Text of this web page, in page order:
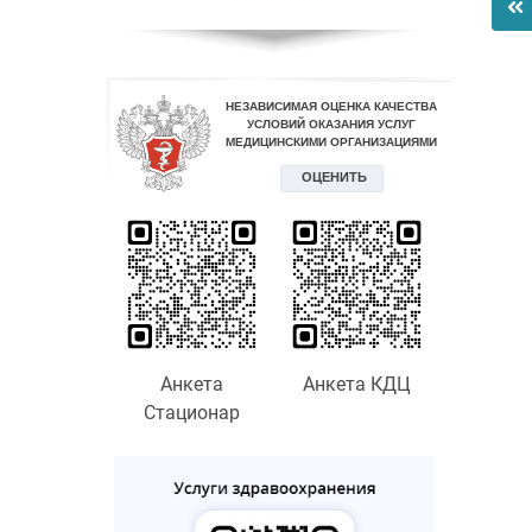
Анкета
Стационар
Анкета КДЦ